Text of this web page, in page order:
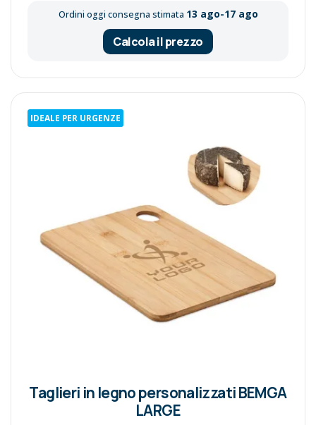
Ordini oggi consegna stimata 13 ago-17 ago
Calcola il prezzo
IDEALE PER URGENZE
Taglieri in legno personalizzati BEMGA
LARGE